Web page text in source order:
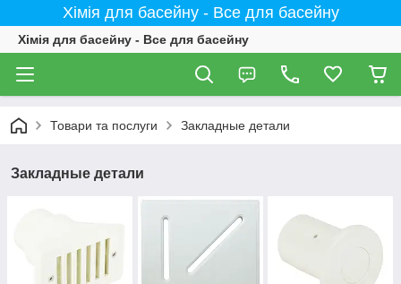
Хімія для басейну - Все для басейну
Хімія для басейну - Все для басейну
Товари та послуги Закладные детали
Закладные детали